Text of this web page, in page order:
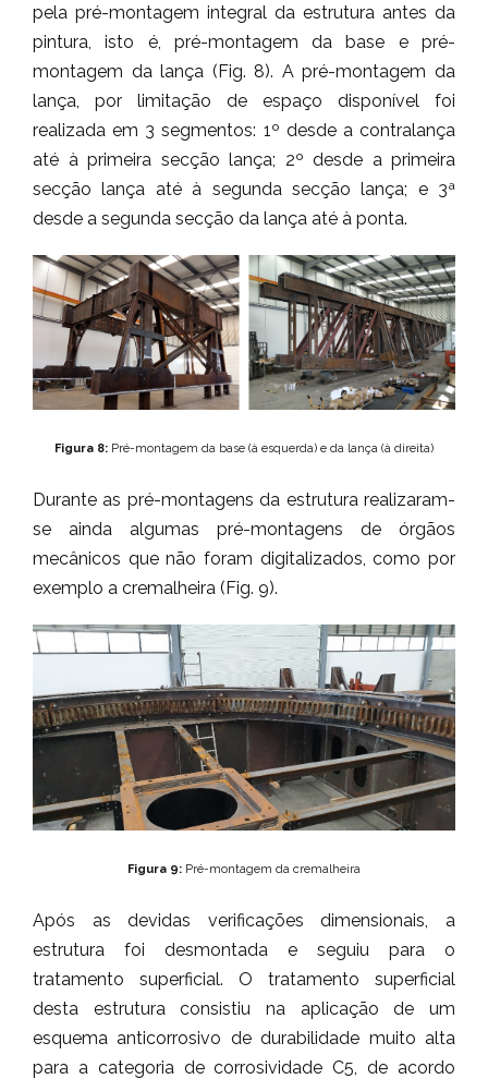
pela pré-montagem integral da estrutura antes da
pintura, isto é, pré-montagem da base e pré-
montagem da lança (Fig. 8). A pré-montagem da
lança, por limitação de espaço disponível foi
realizada em 3 segmentos: 1º desde a contralança
até à primeira secção lança; 2º desde a primeira
secção lança até à segunda secção lança; e 3ª
desde a segunda secção da lança até à ponta.
Figura 8: Pré-montagem da base (à esquerda) e da lança (à direita)
Durante as pré-montagens da estrutura realizaram-
se ainda algumas pré-montagens de órgãos
mecânicos que não foram digitalizados, como por
exemplo a cremalheira (Fig. 9).
Figura 9: Pré-montagem da cremalheira
Após as devidas verificações dimensionais, a
estrutura foi desmontada e seguiu para o
tratamento superficial. O tratamento superficial
desta estrutura consistiu na aplicação de um
esquema anticorrosivo de durabilidade muito alta
para a categoria de corrosividade C5, de acordo